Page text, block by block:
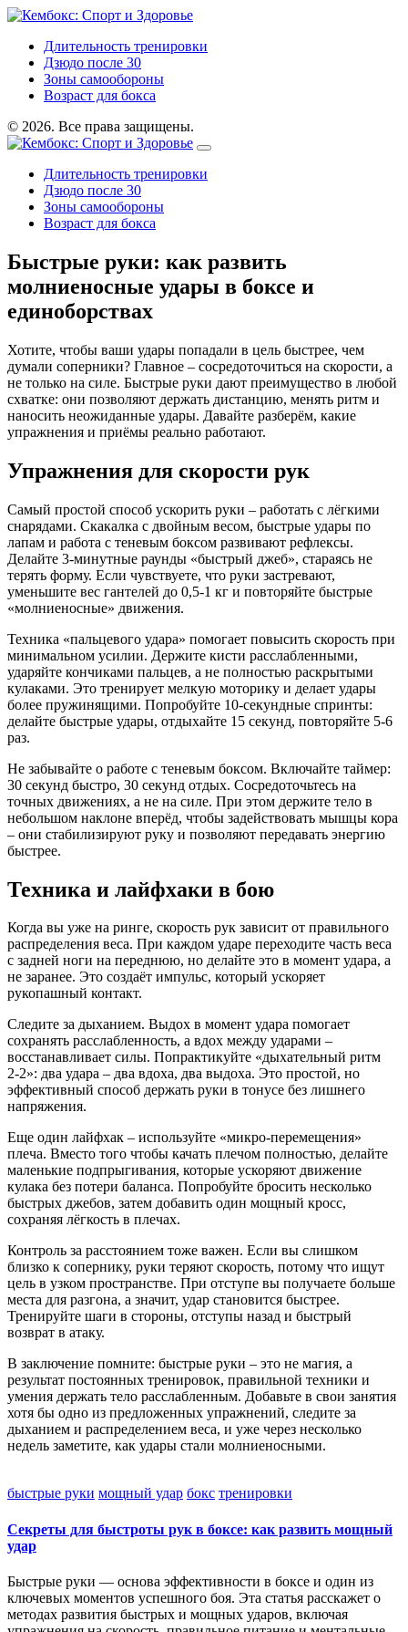
Длительность тренировки
Дзюдо после 30
Зоны самообороны
Возраст для бокса
© 2026. Все права защищены.
Длительность тренировки
Дзюдо после 30
Зоны самообороны
Возраст для бокса
Быстрые руки: как развить
молниеносные удары в боксе и
единоборствах
Хотите, чтобы ваши удары попадали в цель быстрее, чем
думали соперники? Главное – сосредоточиться на скорости, а
не только на силе. Быстрые руки дают преимущество в любой
схватке: они позволяют держать дистанцию, менять ритм и
наносить неожиданные удары. Давайте разберём, какие
упражнения и приёмы реально работают.
Упражнения для скорости рук
Самый простой способ ускорить руки – работать с лёгкими
снарядами. Скакалка с двойным весом, быстрые удары по
лапам и работа с теневым боксом развивают рефлексы.
Делайте 3‑минутные раунды «быстрый джеб», стараясь не
терять форму. Если чувствуете, что руки застревают,
уменьшите вес гантелей до 0,5‑1 кг и повторяйте быстрые
«молниеносные» движения.
Техника «пальцевого удара» помогает повысить скорость при
минимальном усилии. Держите кисти расслабленными,
ударяйте кончиками пальцев, а не полностью раскрытыми
кулаками. Это тренирует мелкую моторику и делает удары
более пружинящими. Попробуйте 10‑секундные спринты:
делайте быстрые удары, отдыхайте 15 секунд, повторяйте 5‑6
раз.
Не забывайте о работе с теневым боксом. Включайте таймер:
30 секунд быстро, 30 секунд отдых. Сосредоточьтесь на
точных движениях, а не на силе. При этом держите тело в
небольшом наклоне вперёд, чтобы задействовать мышцы кора
– они стабилизируют руку и позволяют передавать энергию
быстрее.
Техника и лайфхаки в бою
Когда вы уже на ринге, скорость рук зависит от правильного
распределения веса. При каждом ударе переходите часть веса
с задней ноги на переднюю, но делайте это в момент удара, а
не заранее. Это создаёт импульс, который ускоряет
рукопашный контакт.
Следите за дыханием. Выдох в момент удара помогает
сохранять расслабленность, а вдох между ударами –
восстанавливает силы. Попрактикуйте «дыхательный ритм
2‑2»: два удара – два вдоха, два выдоха. Это простой, но
эффективный способ держать руки в тонусе без лишнего
напряжения.
Еще один лайфхак – используйте «микро‑перемещения»
плеча. Вместо того чтобы качать плечом полностью, делайте
маленькие подпрыгивания, которые ускоряют движение
кулака без потери баланса. Попробуйте бросить несколько
быстрых джебов, затем добавить один мощный кросс,
сохраняя лёгкость в плечах.
Контроль за расстоянием тоже важен. Если вы слишком
близко к сопернику, руки теряют скорость, потому что ищут
цель в узком пространстве. При отступе вы получаете больше
места для разгона, а значит, удар становится быстрее.
Тренируйте шаги в стороны, отступы назад и быстрый
возврат в атаку.
В заключение помните: быстрые руки – это не магия, а
результат постоянных тренировок, правильной техники и
умения держать тело расслабленным. Добавьте в свои занятия
хотя бы одно из предложенных упражнений, следите за
дыханием и распределением веса, и уже через несколько
недель заметите, как удары стали молниеносными.
быстрые руки мощный удар бокс тренировки
Секреты для быстроты рук в боксе: как развить мощный
удар
Быстрые руки — основа эффективности в боксе и один из
ключевых моментов успешного боя. Эта статья расскажет о
методах развития быстрых и мощных ударов, включая